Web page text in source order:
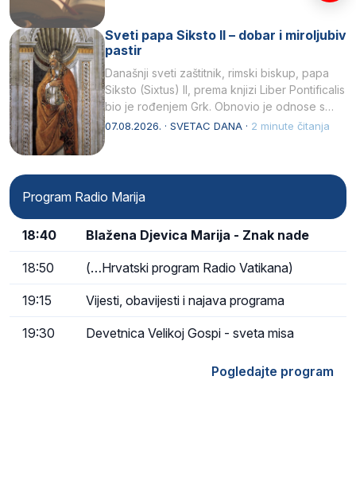
Sveti papa Siksto II – dobar i miroljubiv
pastir
Današnji sveti zaštitnik, rimski biskup, papa
Siksto (Sixtus) II, prema knjizi Liber Pontificalis
bio je rođenjem Grk. Obnovio je odnose s
afričkim…
07.08.2026. · SVETAC DANA · 2 minute čitanja
Program Radio Marija
18:40 Blažena Djevica Marija - Znak nade
18:50 (…Hrvatski program Radio Vatikana)
19:15 Vijesti, obavijesti i najava programa
19:30 Devetnica Velikoj Gospi - sveta misa
Pogledajte program